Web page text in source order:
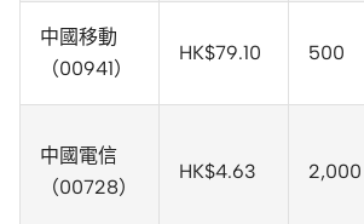
中國移動
（00941）
HK$79.10 500
中國電信
（00728）
HK$4.63 2,000